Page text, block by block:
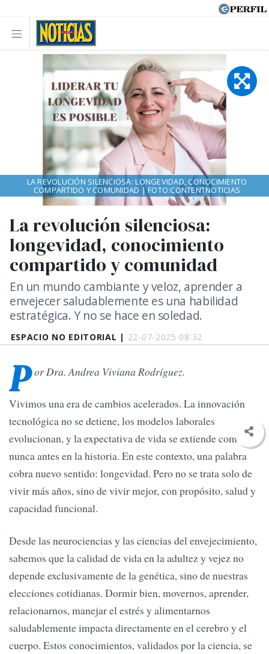
ESPACIO NO EDITORIAL | 22-07-2025 08:32
La revolución silenciosa:
longevidad, conocimiento
compartido y comunidad
En un mundo cambiante y veloz, aprender a
envejecer saludablemente es una habilidad
estratégica. Y no se hace en soledad.
LA REVOLUCIÓN SILENCIOSA: LONGEVIDAD, CONOCIMIENTO
COMPARTIDO Y COMUNIDAD | FOTO:CONTENTNOTICIAS
P or Dra. Andrea Viviana Rodríguez.
Vivimos una era de cambios acelerados. La innovación
tecnológica no se detiene, los modelos laborales
evolucionan, y la expectativa de vida se extiende como
nunca antes en la historia. En este contexto, una palabra
cobra nuevo sentido: longevidad. Pero no se trata solo de
vivir más años, sino de vivir mejor, con propósito, salud y
capacidad funcional.
Desde las neurociencias y las ciencias del envejecimiento,
sabemos que la calidad de vida en la adultez y vejez no
depende exclusivamente de la genética, sino de nuestras
elecciones cotidianas. Dormir bien, movernos, aprender,
relacionarnos, manejar el estrés y alimentarnos
saludablemente impacta directamente en el cerebro y el
cuerpo. Estos conocimientos, validados por la ciencia, se